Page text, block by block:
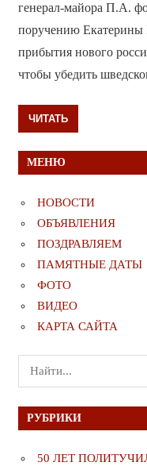
генерал-майора П.А.
поручению Екатерины
прибытия нового
чтобы убедить
ЧИТАТЬ
МЕНЮ
НОВОСТИ
ОБЪЯВЛЕНИЯ
ПОЗДРАВЛЯЕМ
ПАМЯТНЫЕ ДАТЫ
ФОТО
ВИДЕО
КАРТА САЙТА
Поиск
для:
РУБРИКИ
50 ЛЕТ